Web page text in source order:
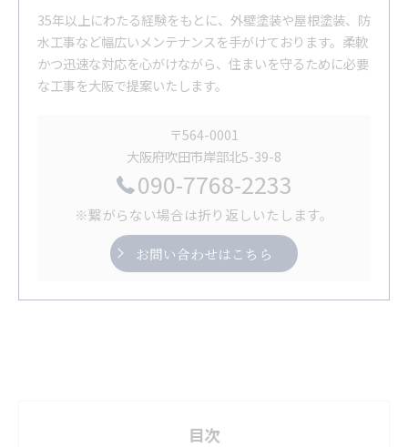
35年以上にわたる経験をもとに、外壁塗装や屋根塗装、防
水工事など幅広いメンテナンスを手がけております。柔軟
かつ迅速な対応を心がけながら、住まいを守るために必要
な工事を大阪で提案いたします。
〒564-0001
大阪府吹田市岸部北5-39-8
090-7768-2233
※繋がらない場合は折り返しいたします。
お問い合わせはこちら
目次